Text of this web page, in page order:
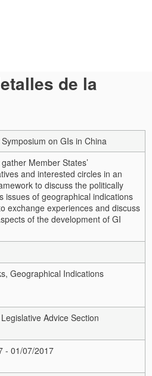
de la
on GIs in China
Member States’
and interested circles in an
to discuss the politically
issues of geographical indications
exchange experiences and discuss
of the development of GI
Geographical Indications
Advice Section
- 01/07/2017